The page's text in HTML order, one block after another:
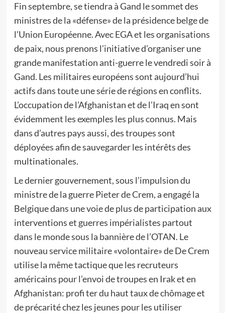
Fin septembre, se tiendra à Gand le sommet des
ministres de la «défense» de la présidence belge de
l’Union Européenne. Avec EGA et les organisations
de paix, nous prenons l’initiative d’organiser une
grande manifestation anti-guerre le vendredi soir à
Gand. Les militaires européens sont aujourd’hui
actifs dans toute une série de régions en conflits.
L’occupation de l’Afghanistan et de l’Iraq en sont
évidemment les exemples les plus connus. Mais
dans d’autres pays aussi, des troupes sont
déployées afin de sauvegarder les intérêts des
multinationales.
Le dernier gouvernement, sous l’impulsion du
ministre de la guerre Pieter de Crem, a engagé la
Belgique dans une voie de plus de participation aux
interventions et guerres impérialistes partout
dans le monde sous la bannière de l’OTAN. Le
nouveau service militaire «volontaire» de De Crem
utilise la même tactique que les recruteurs
américains pour l’envoi de troupes en Irak et en
Afghanistan: profi ter du haut taux de chômage et
de précarité chez les jeunes pour les utiliser